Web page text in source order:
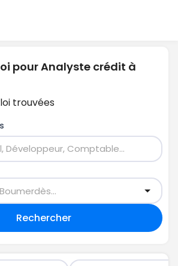
pour Analyste crédit à
trouvées
Rechercher